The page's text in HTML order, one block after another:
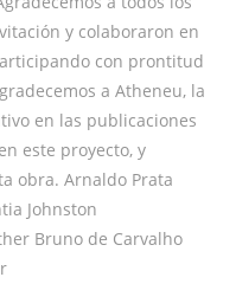
y colaboraron en
con prontitud
a Atheneu, la
en las publicaciones
este proyecto, y
obra. Arnaldo Prata
Johnston
Bruno de Carvalho